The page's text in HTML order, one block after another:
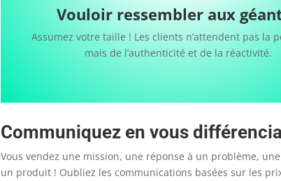
Vouloir ressembler aux
Assumez votre taille ! Les clients n’attendent pas la
mais de l’authenticité et de la réactivité.
Communiquez en vous
Vous vendez une mission, une réponse à un problème,
un produit ! Oubliez les communications basées sur les